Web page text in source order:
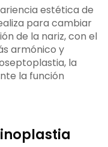
estética de
para cambiar
de la nariz, con el
armónico y
la
la función